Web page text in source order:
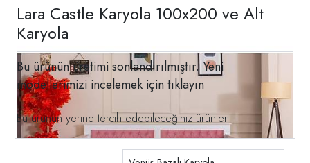
Lara Castle Karyola 100x200 ve Alt
Karyola
Bu ürünün üretimi sonlandırılmıştır. Yeni
modellerimizi incelemek içintıklayın
Bu ürünün yerine tercih edebileceğiniz ürünler